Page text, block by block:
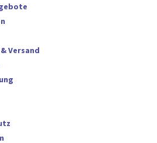
Versand